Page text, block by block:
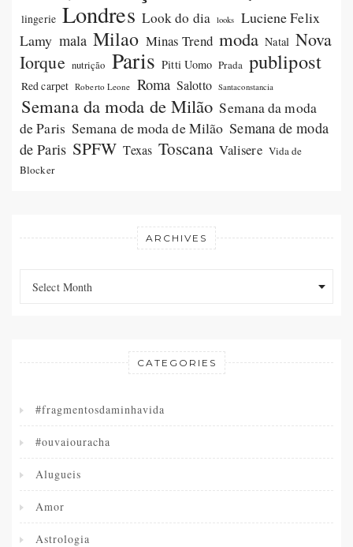
lingerie Londres Look do dia looks
Luciene Felix
Lamy mala Milao Minas Trend moda Natal Nova
Iorque nutrição Paris Pitti Uomo Prada publipost
Red carpet Roberto Leone Roma Salotto Santaconstancia
Semana da moda de Milão Semana da moda
de Paris Semana de moda de Milão Semana de moda
de Paris SPFW Texas Toscana Valisere Vida de
Blocker
ARCHIVES
Select Month
CATEGORIES
#fragmentosdaminhavida
#ouvaiouracha
Alugueis
Amor
Astrologia